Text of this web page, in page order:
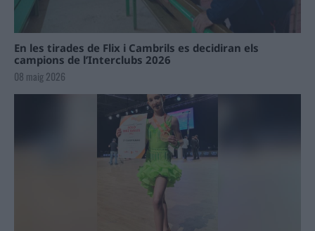
En les tirades de Flix i Cambrils es decidiran els
campions de l’Interclubs 2026
08 maig 2026